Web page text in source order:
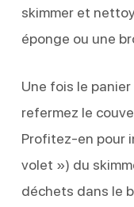
skimmer et
éponge ou une
Une fois le
refermez le
Profitez-en pour
volet ») du
déchets dans le